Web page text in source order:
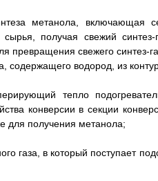
метанола, включающая
сырья, получая свежий
превращения свежего синтез-
содержащего водород, из
тепло
конверсии в секции
для получения метанола;
газа, в который поступает